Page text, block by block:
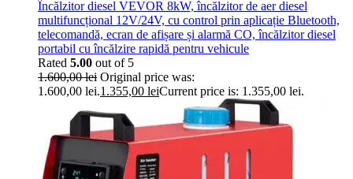
Încălzitor diesel VEVOR 8kW, încălzitor de aer diesel
multifuncțional 12V/24V, cu control prin aplicație Bluetooth,
telecomandă, ecran de afișare și alarmă CO, încălzitor diesel
portabil cu încălzire rapidă pentru vehicule
Rated 5.00 out of 5
1.600,00lei Original price was:
1.600,00 lei.1.355,00 leiCurrent price is: 1.355,00 lei.